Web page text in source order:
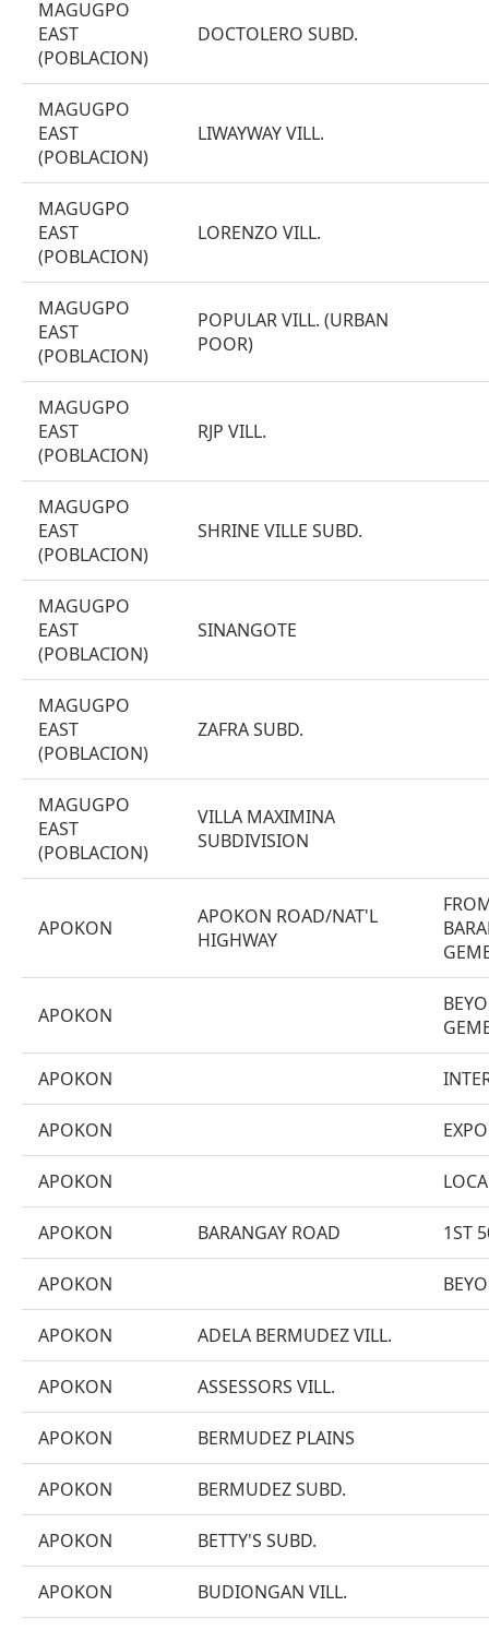
MAGUGPO
EAST
(POBLACION)
DOCTOLERO SUBD.
MAGUGPO
EAST
(POBLACION)
LIWAYWAY VILL.
MAGUGPO
EAST
(POBLACION)
LORENZO VILL.
MAGUGPO
EAST
(POBLACION)
POPULAR VILL. (URBAN
POOR)
MAGUGPO
EAST
(POBLACION)
RJP VILL.
MAGUGPO
EAST
(POBLACION)
SHRINE VILLE SUBD.
MAGUGPO
EAST
(POBLACION)
SINANGOTE
MAGUGPO
EAST
(POBLACION)
ZAFRA SUBD.
MAGUGPO
EAST
(POBLACION)
VILLA MAXIMINA
SUBDIVISION
APOKON
APOKON ROAD/NAT'L
HIGHWAY
APOKON
APOKON
APOKON
APOKON
APOKON BARANGAY ROAD 1ST
APOKON
APOKON ADELA BERMUDEZ VILL.
APOKON ASSESSORS VILL.
APOKON BERMUDEZ PLAINS
APOKON BERMUDEZ SUBD.
APOKON BETTY'S SUBD.
APOKON BUDIONGAN VILL.